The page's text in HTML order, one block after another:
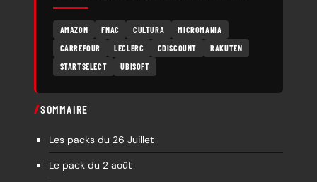
AMAZON FNAC CULTURA
MICROMANIA
CARREFOUR
LECLERC CDISCOUNT
RAKUTEN
STARTSELECT
UBISOFT
SOMMAIRE
Les packs du 26 Juillet
Le pack du 2 août